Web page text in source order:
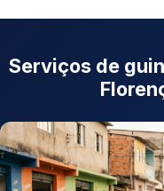
Serviços de